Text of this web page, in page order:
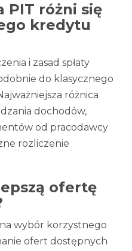
PIT różni się
kredytu
i zasad spłaty
do klasycznego
różnica
dochodów,
od pracodawcy
rozliczenie
ofertę
wybór korzystnego
ofert dostępnych